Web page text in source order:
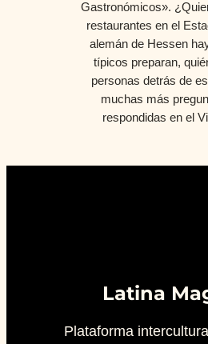
Gastronómicos».
restaurantes en el
alemán de Hessen
típicos preparan,
personas detrás de
muchas más
respondidas en el
Latina
Plataforma